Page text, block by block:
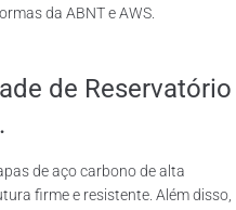
da ABNT e AWS.
de Reservatório
de aço carbono de alta
firme e resistente. Além disso,